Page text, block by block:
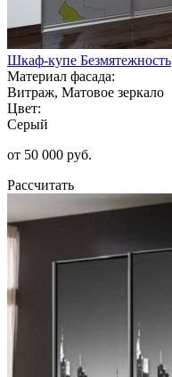
Шкаф-купе Безмятежность
Материал фасада:
Витраж, Матовое зеркало
Цвет:
Серый
от 50 000 руб.
Рассчитать